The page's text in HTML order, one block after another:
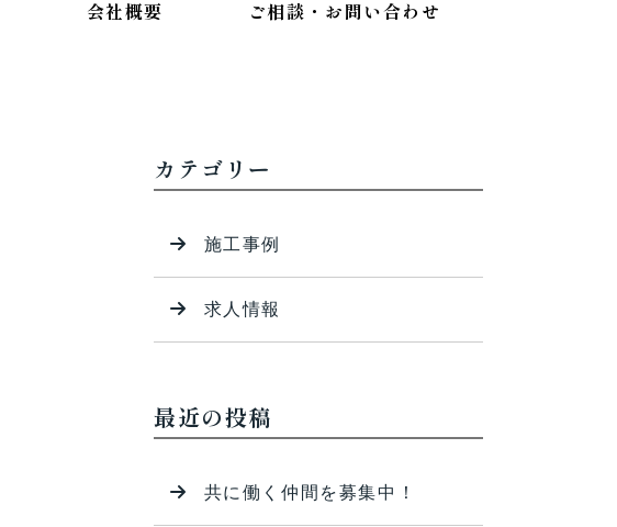
会社概要 ご相談・お問い合わせ
カテゴリー
施工事例
求人情報
最近の投稿
共に働く仲間を募集中！